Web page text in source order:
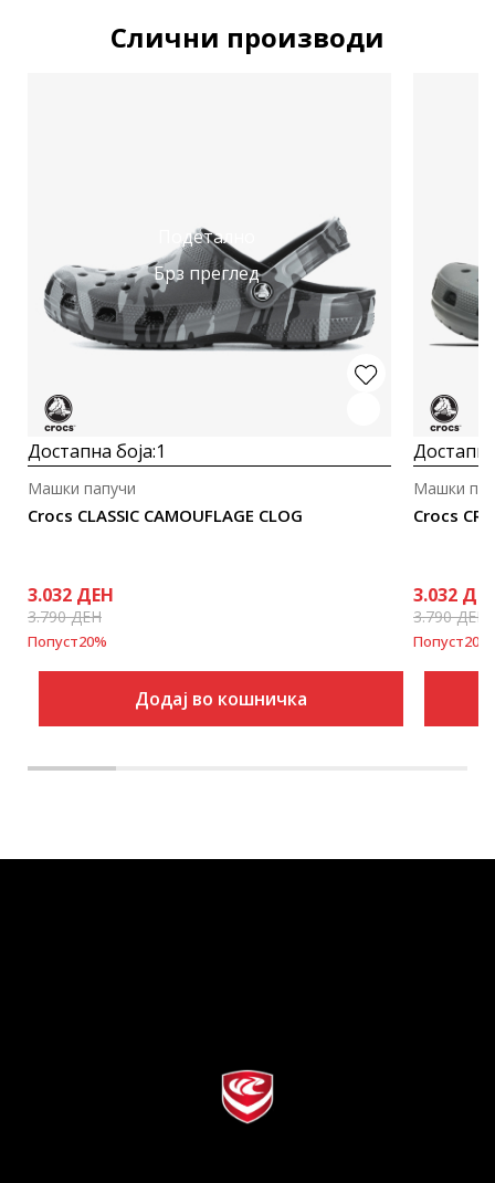
Слични производи
Подетално
Брз преглед
Достапна боја:1
Crocs CLASSIC CAMOUFLAGE CLOG
Машки папучи
3.032 ДЕН
3.790ДЕН
Попуст20%
Додај во кошничка
Crocs
Машки
3.032
3.790ДЕН
Попуст20